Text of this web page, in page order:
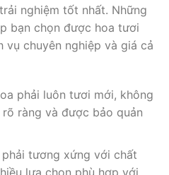
nghiệm tốt nhất. Những
bạn chọn được hoa tươi
vụ chuyên nghiệp và giá cả
phải luôn tươi mới, không
ràng và được bảo quản
tương xứng với chất
lựa chọn phù hợp với